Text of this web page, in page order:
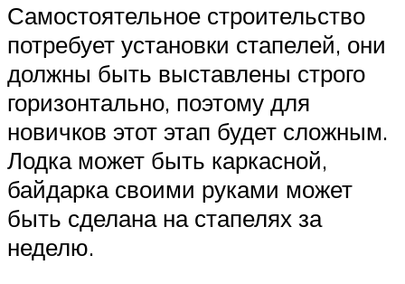
Самостоятельное строительство
потребует установки стапелей, они
должны быть выставлены строго
горизонтально, поэтому для
новичков этот этап будет сложным.
Лодка может быть каркасной,
байдарка своими руками может
быть сделана на стапелях за
неделю.